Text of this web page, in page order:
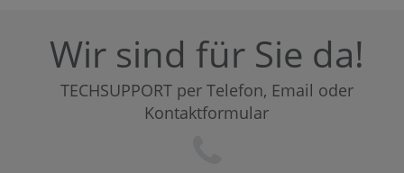
Wir sind für Sie da!
TECHSUPPORT per Telefon, Email oder
Kontaktformular